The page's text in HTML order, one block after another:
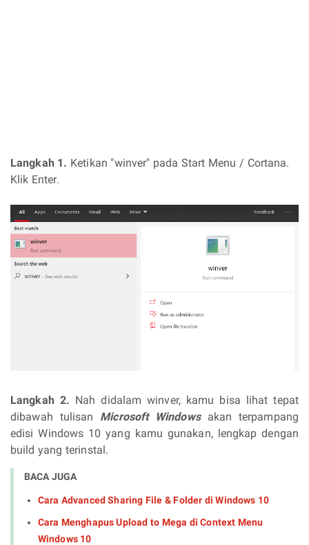
Langkah 1. Ketikan "winver" pada Start Menu / Cortana.
Klik Enter.
Langkah 2. Nah didalam winver, kamu bisa lihat tepat
dibawah tulisan Microsoft Windows akan terpampang
edisi Windows 10 yang kamu gunakan, lengkap dengan
build yang terinstal.
BACA JUGA
Cara Advanced Sharing File & Folder di Windows 10
Cara Menghapus Upload to Mega di Context Menu
Windows 10